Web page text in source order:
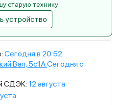
Сегодня в 20:52
Вал, 5с1АСегодня с
СДЭК: 12 августа
старую технику
устройство